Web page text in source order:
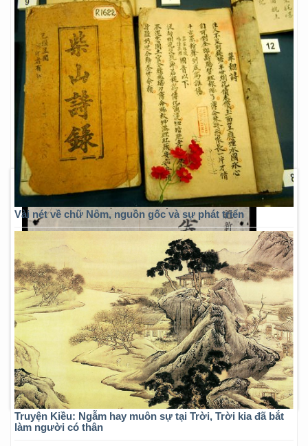
Vài nét về chữ Nôm, nguồn gốc và sự phát triển
Truyện Kiều: Ngẫm hay muôn sự tại Trời, Trời kia đã bắt
làm người có thân